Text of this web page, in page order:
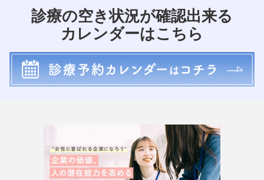
診療の空き状況が確認出来る
カレンダーはこちら